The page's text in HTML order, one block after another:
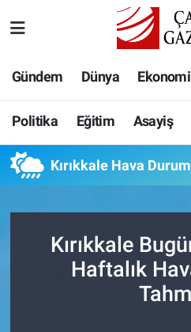
Gündem Dünya Ekonomi
Politika Eğitim Asayiş
Kırıkkale Hava
Kırıkkale
Haftalık
Eğitim
Asayiş
Yerel
Kültür & Sanat
Hava Durumu
Namaz Vakitleri
Trafik Durumu
Tüm Manşetler
Son Dakika Haberleri